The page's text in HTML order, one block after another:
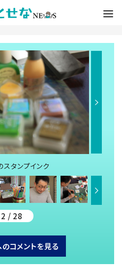
タンプインク
2 / 28
コメントを見る